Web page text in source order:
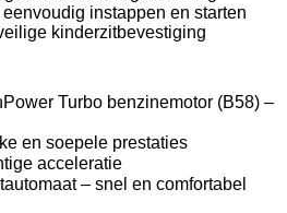
instappen en starten
kinderzitbevestiging
Turbo benzinemotor (B58) –
en soepele prestaties
acceleratie
– snel en comfortabel